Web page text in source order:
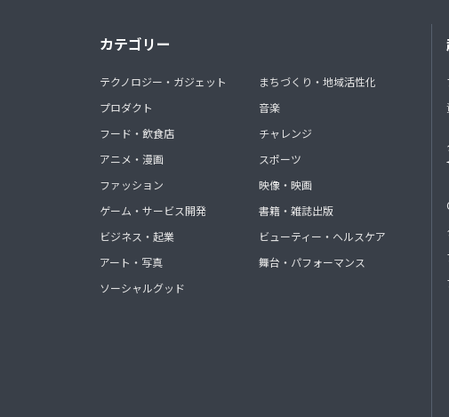
カテゴリー
テクノロジー・ガジェット
プロダクト
フード・飲食店
アニメ・漫画
ファッション
ゲーム・サービス開発
ビジネス・起業
アート・写真
ソーシャルグッド
まちづくり・地域活性化
音楽
チャレンジ
スポーツ
映像・映画
書籍・雑誌出版
ビューティー・ヘルスケア
舞台・パフォーマンス